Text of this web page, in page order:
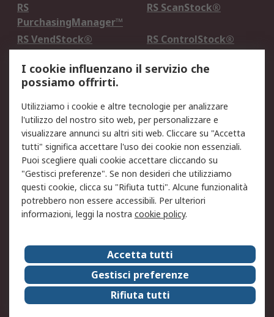
RS
PurchasingManager™
RS ScanStock®
RS VendStock®
RS ControlStock®
Legale
Informativa Cookie
Informativa Privacy -
Aggiornata
Email Security
Termini d'uso
Condizioni di vendita
Condizioni generali di
servizio
Etica e responsabilità
Chi Siamo
Chi Siamo
Contattaci
Supporto
ESG
Carriere
RS Group
Press Centre
Discovery: il Blog di RS
I cookie influenzano il servizio che
possiamo offrirti.
Utilizziamo i cookie e altre tecnologie per analizzare
l'utilizzo del nostro sito web, per personalizzare e
visualizzare annunci su altri siti web. Cliccare su "Accetta
tutti" significa accettare l'uso dei cookie non essenziali.
Puoi scegliere quali cookie accettare cliccando su
"Gestisci preferenze". Se non desideri che utilizziamo
questi cookie, clicca su "Rifiuta tutti". Alcune funzionalità
potrebbero non essere accessibili. Per ulteriori
informazioni, leggi la nostra cookie policy.
Accetta tutti
Gestisci preferenze
Rifiuta tutti